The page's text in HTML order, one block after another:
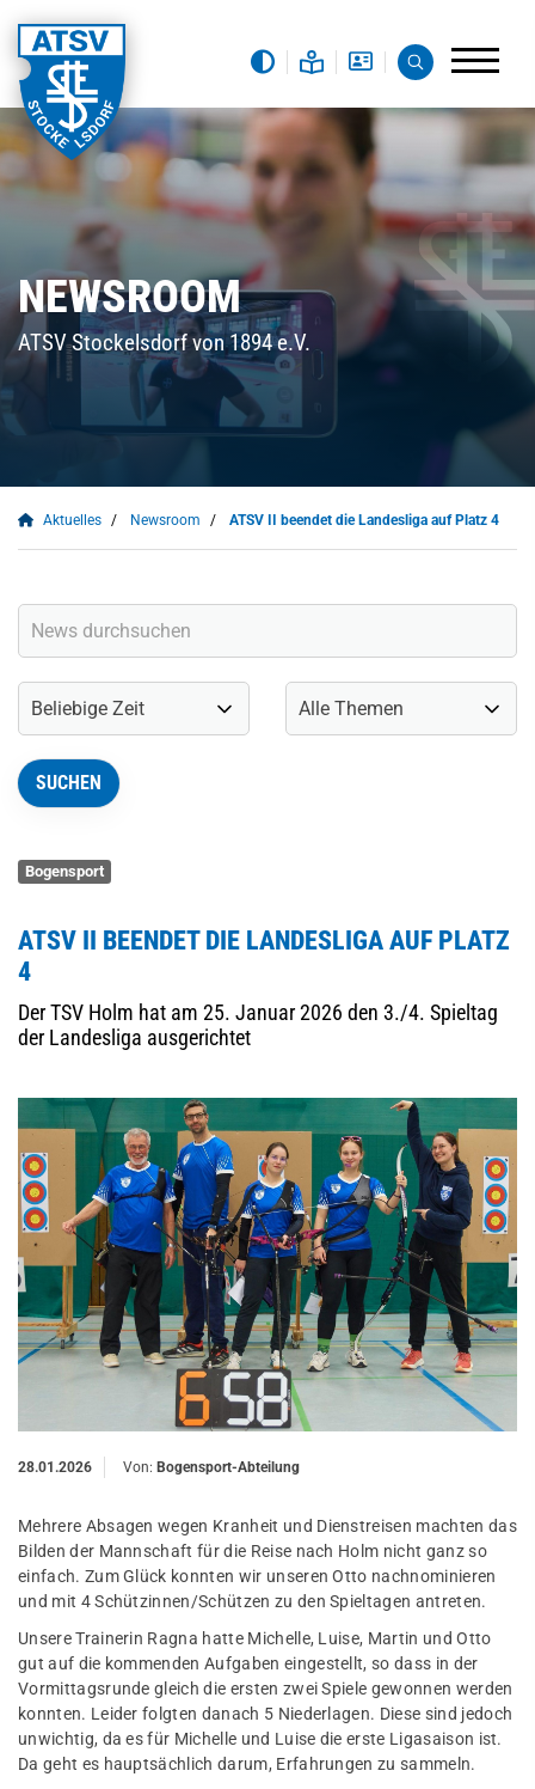
NEWSROOM
ATSV Stockelsdorf von 1894 e.V.
Aktuelles Newsroom ATSV II beendet die Landesliga auf Platz 4
Bogensport
ATSV II BEENDET DIE LANDESLIGA AUF PLATZ
4
Der TSV Holm hat am 25. Januar 2026 den 3./4. Spieltag
der Landesliga ausgerichtet
28.01.2026 Von: Bogensport-Abteilung
Mehrere Absagen wegen Kranheit und Dienstreisen machten das
Bilden der Mannschaft für die Reise nach Holm nicht ganz so
einfach. Zum Glück konnten wir unseren Otto nachnominieren
und mit 4 Schützinnen/Schützen zu den Spieltagen antreten.
Unsere Trainerin Ragna hatte Michelle, Luise, Martin und Otto
gut auf die kommenden Aufgaben eingestellt, so dass in der
Vormittagsrunde gleich die ersten zwei Spiele gewonnen werden
konnten. Leider folgten danach 5 Niederlagen. Diese sind jedoch
unwichtig, da es für Michelle und Luise die erste Ligasaison ist.
Da geht es hauptsächlich darum, Erfahrungen zu sammeln.